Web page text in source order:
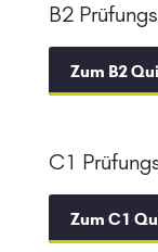
B2
Zum B2
C1
Zum C1